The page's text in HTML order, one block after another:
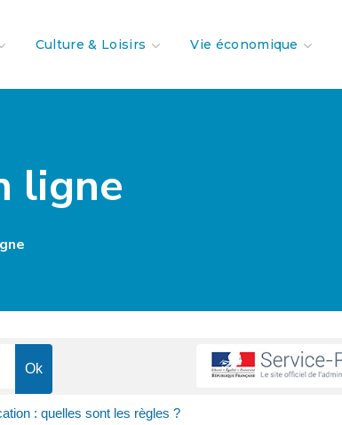
Culture & Loisirs Vie économique
ligne
: quelles sont les règles ?